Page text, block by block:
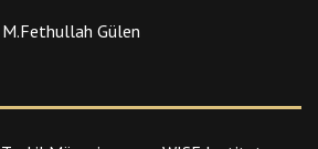
M.Fethullah Gülen